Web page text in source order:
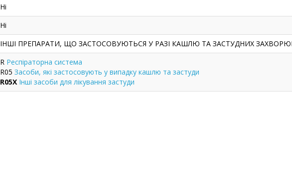
Ні
Ні
ІНШІ ПРЕПАРАТИ, ЩО ЗАСТОСОВУЮТЬСЯ У РАЗІ КАШЛЮ ТА ЗАСТУДНИХ
R Респіраторна система
R05 Засоби, які застосовують у випадку кашлю та застуди
R05X Інші засоби для лікування застуди